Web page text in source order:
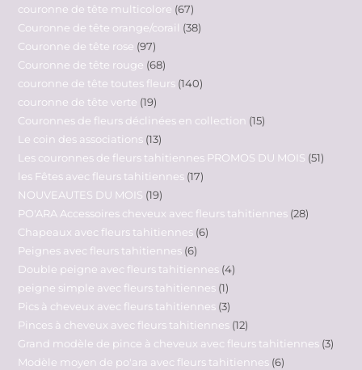
couronne de tête multicolore 67
Couronne de tête orange/corail 38
Couronne de tête rose 97
Couronne de tête rouge 68
couronne de tête toutes fleurs 140
couronne de tête verte 19
Couronnes de fleurs déclinées en collection 15
Le coin des associations 13
Les couronnes de fleurs tahitiennes PROMOS DU MOIS 51
les Fêtes avec fleurs tahitiennes 17
NOUVEAUTES DU MOIS 19
PO'ARA Accessoires cheveux avec fleurs tahitiennes 28
Chapeaux avec fleurs tahitiennes 6
Peignes avec fleurs tahitiennes 6
Double peigne avec fleurs tahitiennes 4
peigne simple avec fleurs tahitiennes 1
Pics à cheveux avec fleurs tahitiennes 3
Pinces à cheveux avec fleurs tahitiennes 12
Grand modèle de pince à cheveux avec fleurs tahitiennes 3
Modèle moyen de po'ara avec fleurs tahitiennes 6